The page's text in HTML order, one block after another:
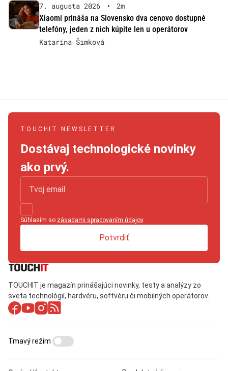
7. augusta 2026 •
2m
Xiaomi prináša na Slovensko dva cenovo dostupné
telefóny, jeden z nich kúpite len u operátorov
Katarína Šimková
TOUCHIT NEWSLETTER
Dostávaj technologické novinky
ako prvý.
Súhlasím so zásadami spracovaním údajov.
Potvrdiť
TOUCHIT je magazín prinášajúci novinky, testy a analýzy zo
sveta technológií, hardvéru, softvéru či mobilných operátorov.
Tmavý režim